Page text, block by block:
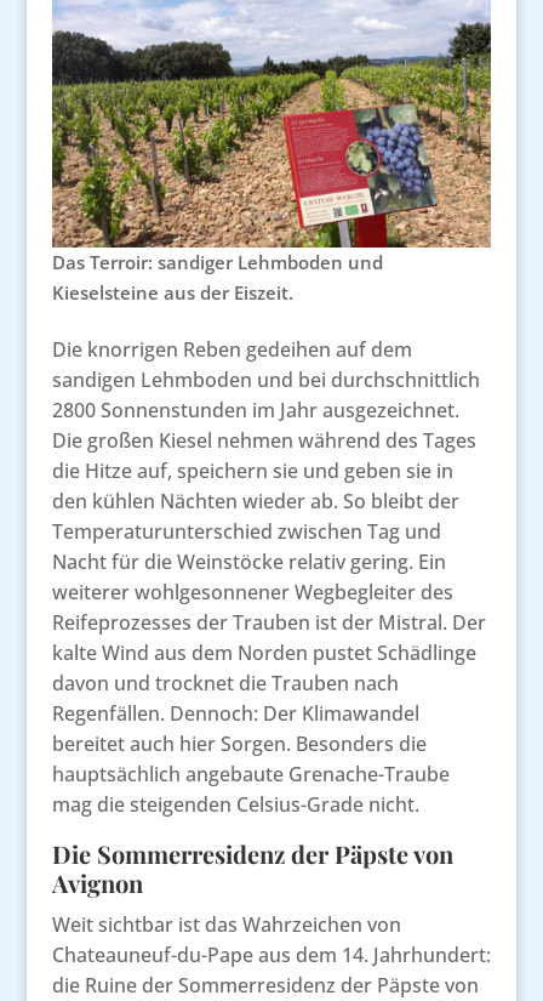
Das Terroir: sandiger Lehmboden und
Kieselsteine aus der Eiszeit.
Die knorrigen Reben gedeihen auf dem
sandigen Lehmboden und bei durchschnittlich
2800 Sonnenstunden im Jahr ausgezeichnet.
Die großen Kiesel nehmen während des Tages
die Hitze auf, speichern sie und geben sie in
den kühlen Nächten wieder ab. So bleibt der
Temperaturunterschied zwischen Tag und
Nacht für die Weinstöcke relativ gering. Ein
weiterer wohlgesonnener Wegbegleiter des
Reifeprozesses der Trauben ist der Mistral. Der
kalte Wind aus dem Norden pustet Schädlinge
davon und trocknet die Trauben nach
Regenfällen. Dennoch: Der Klimawandel
bereitet auch hier Sorgen. Besonders die
hauptsächlich angebaute Grenache-Traube
mag die steigenden Celsius-Grade nicht.
Die Sommerresidenz der Päpste von
Avignon
Weit sichtbar ist das Wahrzeichen von
Chateauneuf-du-Pape aus dem 14. Jahrhundert:
die Ruine der Sommerresidenz der Päpste von